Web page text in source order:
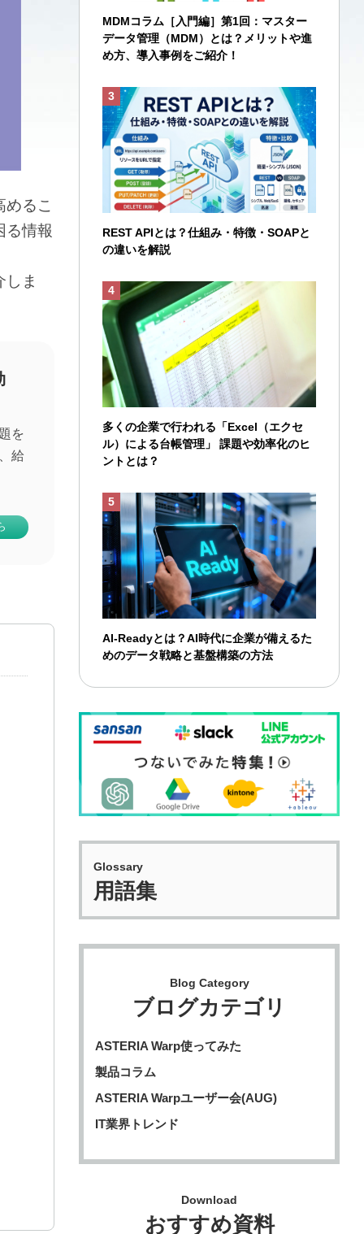
るこ
る情報
しま
を
給
MDMコラム［入門編］第1回：マスター
データ管理（MDM）とは？メリットや進
め方、導入事例をご紹介！
REST APIとは？仕組み・特徴・SOAPと
の違いを解説
多くの企業で行われる「Excel（エクセ
ル）による台帳管理」 課題や効率化のヒ
ントとは？
AI-Readyとは？AI時代に企業が備えるた
めのデータ戦略と基盤構築の方法
Glossary
用語集
Blog Category
ブログカテゴリ
ASTERIA Warp使ってみた
製品コラム
ASTERIA Warpユーザー会(AUG)
IT業界トレンド
Download
おすすめ資料